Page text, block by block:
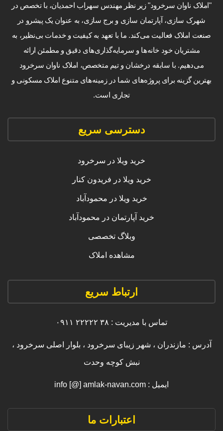
"املاک ناوان سرخرود" زیر نظر مهندس سهراب احمدیان، با تخصص در
شهرک سازی، آپارتمان سازی و برج سازی، به عنوان یک پیشرو در
صنعت املاک فعالیت می‌کند. ما با تعهد به کیفیت و خدمات بی‌نظیر، به
مشتریان خود خانه‌ها و سرمایه‌گذاری‌های دقیق و مطمئن ارائه
می‌دهیم. با سابقه درخشان و تیم متخصص، املاک ناوان سرخرود
بهترین گزینه برای پروژه‌های شما در زمینه‌های متنوع املاک مسکونی و
تجاری است.
دسترسی سریع
خرید ویلا در سرخرود
خرید ویلا در فریدون کنار
خرید ویلا در محمودآباد
خرید آپارتمان در محمودآباد
وبلاگ تخصصی
مشاهده املاک
ارتباط سریع
تماس با مدیریت : ۳۸ ۲۲۲۲۲ ۰۹۱۱
آدرس : مازندران ، شهر زیبای سرخرود ، بلوار اصلی سرخرود ،
نبش کوچه وحدت
ایمیل : info [@] amlak-navan.com
اعتبارات ما